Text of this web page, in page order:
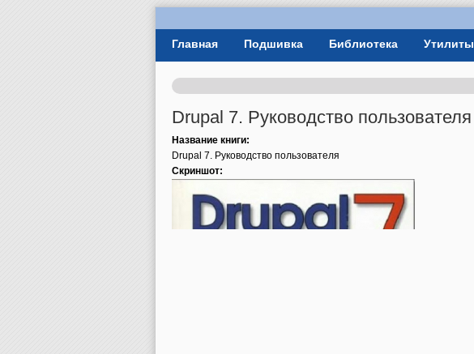
User Menu
Drupal 7. Руководство пользователя
Название книги:
Drupal 7. Руководство пользователя
Скриншот:
Главное меню
Главная Подшивка Библиотека Утилиты